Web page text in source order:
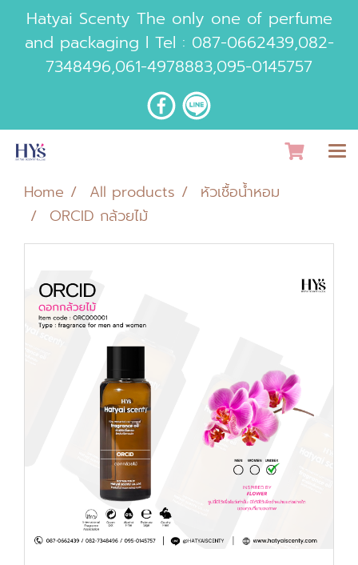
Hatyai Scenty The only one of perfume
and packaging l Tel : 087-0662439,082-
7348496,061-4978883,095-0145757
Home All products
หัวเชื้อน้ำหอม
ORCID กล้วยไม้